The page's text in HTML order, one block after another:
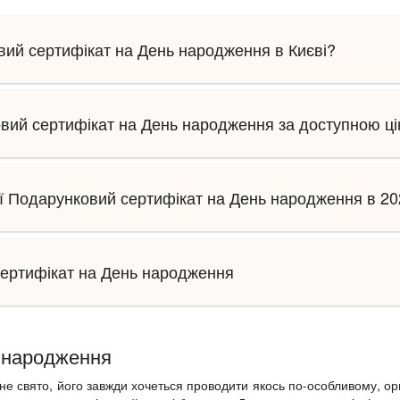
сертифікат на День народження в Києві?
сертифікат на День народження за доступною
Подарунковий сертифікат на День народження в
на День народження
його завжди хочеться проводити якось по-особливому,